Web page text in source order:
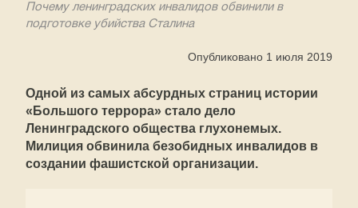
Почему ленинградских инвалидов обвинили в
подготовке убийства Сталина
Опубликовано 1 июля 2019
Одной из самых абсурдных страниц истории
«Большого террора» стало дело
Ленинградского общества глухонемых.
Милиция обвинила безобидных инвалидов в
создании фашистской организации.